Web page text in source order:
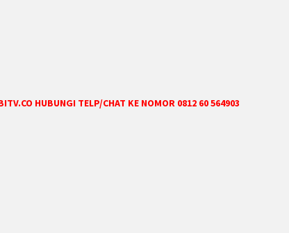
HUBUNGI TELP/CHAT KE NOMOR 0812 60 564903